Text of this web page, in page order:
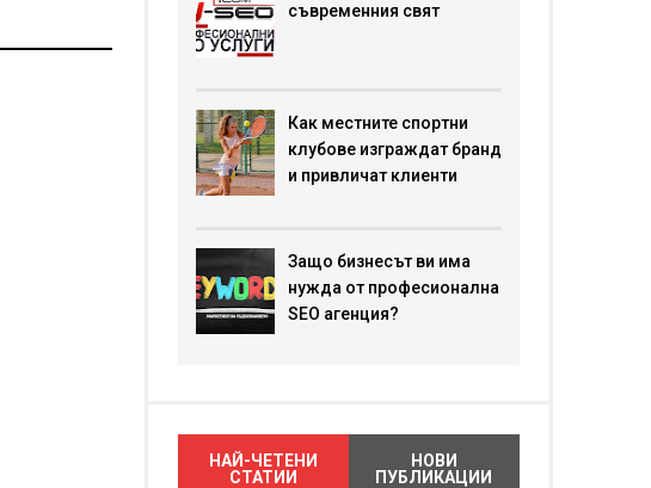
съвременния свят
Как местните спортни
клубове изграждат бранд
и привличат клиенти
Защо бизнесът ви има
нужда от професионална
SEO агенция?
НАЙ-ЧЕТЕНИ
СТАТИИ
НОВИ
ПУБЛИКАЦИИ